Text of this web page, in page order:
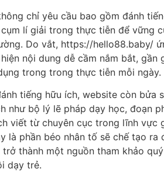
chỉ yêu cầu bao gồm đánh
lí giải trong thực tiễn để vững
Do vắt, https://hello88.baby/
nội dung dễ cầm nắm bắt, gần
trong trong thực tiễn mỗi ngày.
tiếng hữu ích, website còn bửa
như bộ lý lẽ pháp dạy học, đoạn
viết từ chuyên cục trong lĩnh vực
là phần béo nhân tố sẽ chế tạo ra
thành một nguồn tham khảo
dạy trẻ.